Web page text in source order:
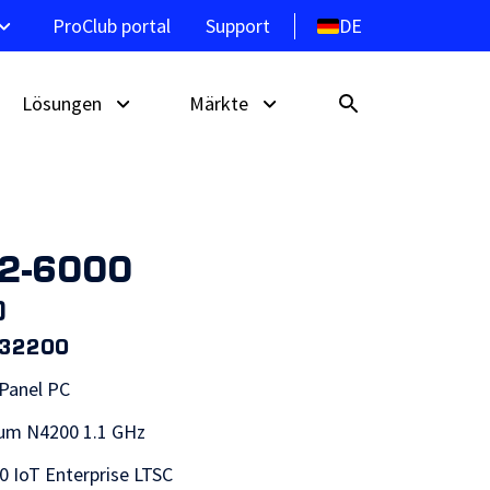
ProClub portal Support DE
Lösungen Märkte
Entdecken Sie die ProDVX
Selbstbedienungskioske
Hotel- und Gastgewerbe
6000
PC
N4200 1.1 GHz
IoT Enterprise LTSC